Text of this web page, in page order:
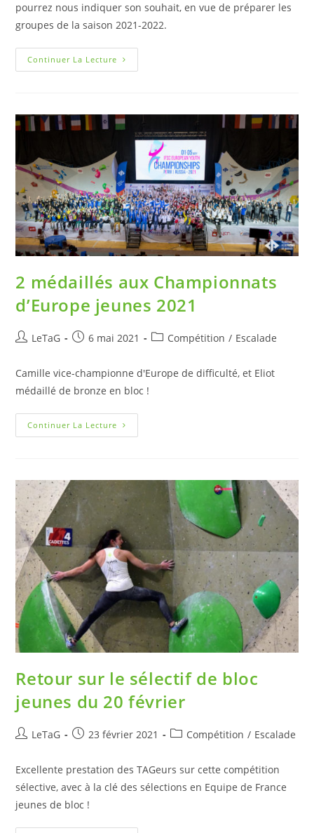
pourrez nous indiquer son souhait, en vue de préparer les
groupes de la saison 2021-2022.
Continuer La Lecture
2 médaillés aux Championnats
d’Europe jeunes 2021
LeTaG 6 mai 2021 Compétition / Escalade
Camille vice-championne d'Europe de difficulté, et Eliot
médaillé de bronze en bloc !
Continuer La Lecture
Retour sur le sélectif de bloc
jeunes du 20 février
LeTaG 23 février 2021 Compétition / Escalade
Excellente prestation des TAGeurs sur cette compétition
sélective, avec à la clé des sélections en Equipe de France
jeunes de bloc !